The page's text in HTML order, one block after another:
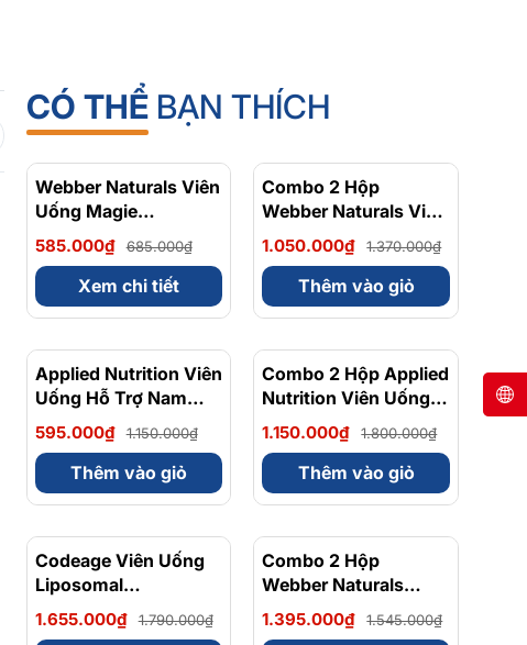
CÓ THỂBẠN THÍCH
- 15%
Webber Naturals Viên
Uống Magie
Magnesium
Bisglycinate 200mg -
Chính Ngạch Canada,
Xuất VAT
585.000₫ 685.000₫
Xem chi tiết
Combo 2 Hộp
Webber Naturals Viên
Uống Magie Dễ Dàng
Hấp Làm Dịu Nhẹ Cho
Hệ Tiêu Hóa
Magnesium
Hộp 120 Viên
1.050.000₫ 1.370.000₫
Thêm vào giỏ
- 48%
Applied Nutrition Viên
Uống Hỗ Trợ Nam
Giới 120 viên - Chính
Ngạch Anh Quốc, Bán
Chạy
595.000₫ 1.150.000₫
Thêm vào giỏ
- 36%
Combo 2 Hộp Applied
Nutrition Viên Uống
Hỗ Trợ Nam Giới 120
viên
1.150.000₫ 1.800.000₫
Thêm vào giỏ
- 8%
Codeage Viên Uống
Liposomal
Magnesium Magie
Glycinate Hữu Cơ
1.655.000₫ 1.790.000₫
Combo 2 Hộp
Webber Naturals
Omega 3 900mg
EPA/DHA Và
1.395.000₫ 1.545.000₫